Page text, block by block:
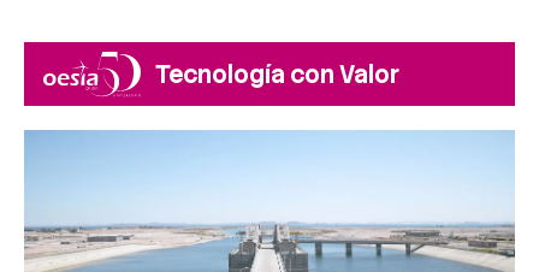
Tecnología con Valor